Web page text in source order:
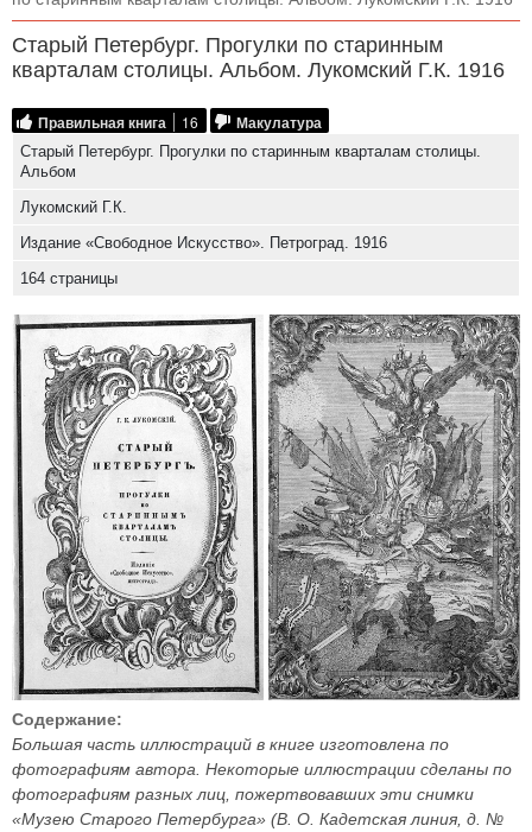
Старый Петербург. Прогулки по старинным
кварталам столицы. Альбом. Лукомский Г.К. 1916
Правильная книга 16 Макулатура
Старый Петербург. Прогулки по старинным кварталам столицы.
Альбом
Лукомский Г.К.
Издание «Свободное Искусство». Петроград. 1916
164 страницы
Содержание:
Большая часть иллюстраций в книге изготовлена по
фотографиям автора. Некоторые иллюстрации сделаны по
фотографиям разных лиц, пожертвовавших эти снимки
«Музею Старого Петербурга» (В. О. Кадетская линия, д. №